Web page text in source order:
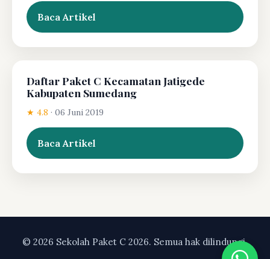
Baca Artikel
Daftar Paket C Kecamatan Jatigede
Kabupaten Sumedang
★ 4.8 · 06 Juni 2019
Baca Artikel
© 2026 Sekolah Paket C 2026. Semua hak dilindungi.